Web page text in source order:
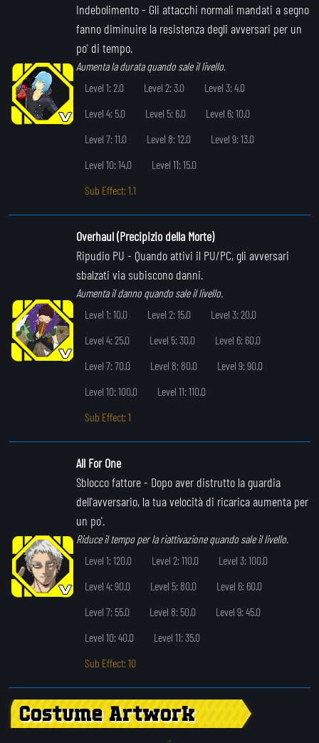
Indebolimento- Gli attacchi normali mandati a segno
fanno diminuire la resistenza degli avversari per un
po' di tempo.
Aumenta la durata quando sale il livello.
Level 1: 2.0
Level 2: 3.0
Level 3: 4.0
Level 4: 5.0
Level 5: 6.0
Level 6: 10.0
Level 7: 11.0
Level 8: 12.0
Level 9: 13.0
Level 10: 14.0
Level 11: 15.0
Sub Effect: 1.1
Overhaul (Precipizio della Morte)
Ripudio PU - Quando attivi il PU/PC, gli avversari
sbalzati via subiscono danni.
Aumenta il danno quando sale il livello.
Level 1: 10.0
Level 2: 15.0
Level 3: 20.0
Level 4: 25.0
Level 5: 30.0
Level 6: 60.0
Level 7: 70.0
Level 8: 80.0
Level 9: 90.0
Level 10: 100.0
Level 11: 110.0
Sub Effect: 1
All For One
Sblocco fattore- Dopo aver distrutto la guardia
dell'avversario, la tua velocità di ricarica aumenta per
un po'.
Riduce il tempo per la riattivazione quando sale il livello.
Level 1: 120.0
Level 2: 110.0
Level 3: 100.0
Level 4: 90.0
Level 5: 80.0
Level 6: 60.0
Level 7: 55.0
Level 8: 50.0
Level 9: 45.0
Level 10: 40.0
Level 11: 35.0
Sub Effect: 10
Costume Artwork